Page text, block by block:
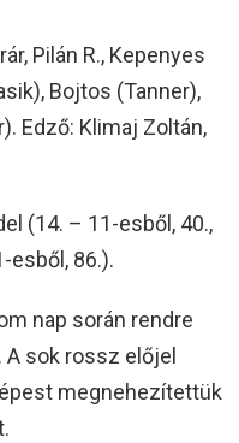
Pilán R., Kepenyes
Bojtos (Tanner),
Edző: Klimaj Zoltán,
(14. – 11-esből, 40.,
esből, 86.).
nap során rendre
sok rossz előjel
megnehezítettük